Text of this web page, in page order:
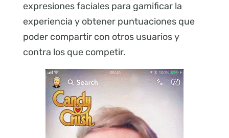
expresiones faciales para gamificar la
experiencia y obtener puntuaciones que
poder compartir con otros usuarios y
contra los que competir.